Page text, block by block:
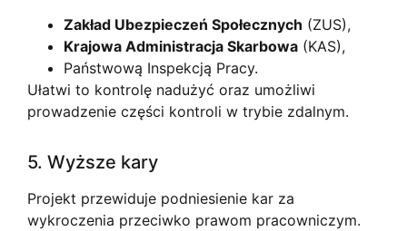
Zakład Ubezpieczeń Społecznych (ZUS),
Krajowa Administracja Skarbowa (KAS),
Państwową Inspekcją Pracy.
Ułatwi to kontrolę nadużyć oraz umożliwi
prowadzenie części kontroli w trybie zdalnym.
5. Wyższe kary
Projekt przewiduje podniesienie kar za
wykroczenia przeciwko prawom pracowniczym.